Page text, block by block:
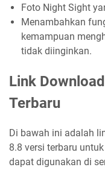
Foto Night Sight
Menambahkan
kemampuan
tidak diinginkan.
Link
Terbaru
Di bawah ini adalah
8.8 versi terbaru
dapat digunakan di